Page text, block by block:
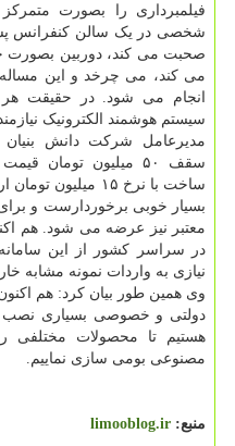
فیلمبرداری را بصورت
شخصی در یک سالن کنفرانس
صحبت می کند، دوربین
می کند، می چرخد و این مساله
انجام می شود. در حقیقت
سیستم هوشمند الکترونیک
مدیرعامل شرکت دانش
سقف ۵۰ میلیون تومان
ساخت با نرخ ۱۵
بسیار خوبی برخوردارست و
معتبر نیز عرضه می شود. هم
در سراسر کشور از این سامانه
نیازی به واردات نمونه مشابه
وی همین طور بیان کرد: هم
دولتی و خصوصی بسیاری نصب
هستیم تا محصولات مختلفی
مصنوعی بومی سازی نماییم.
منبع: limooblog.ir